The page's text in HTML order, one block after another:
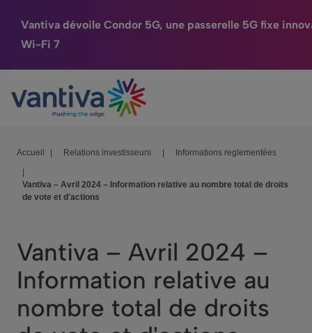
Vantiva dévoile Condor 5G, une passerelle 5G fixe
Wi-Fi 7
Passer au contenu principal
Maison Connectée
HomeSight
Entreprise
Relations Investisseurs
Accueil Relations investisseurs
Informations reglementées
Vantiva – Avril 2024 – Information relative au nombre total de droits
de vote et d'actions
Vantiva – Avril 2024 –
Information relative au
nombre total de droits